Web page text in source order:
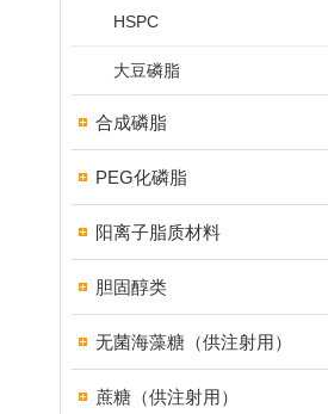
HSPC
大豆磷脂
合成磷脂
PEG化磷脂
阳离子脂质材料
胆固醇类
无菌海藻糖（供注射用）
蔗糖（供注射用）